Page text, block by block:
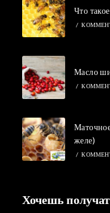
Что
/
Масло
/
желе)
/
Хочешь